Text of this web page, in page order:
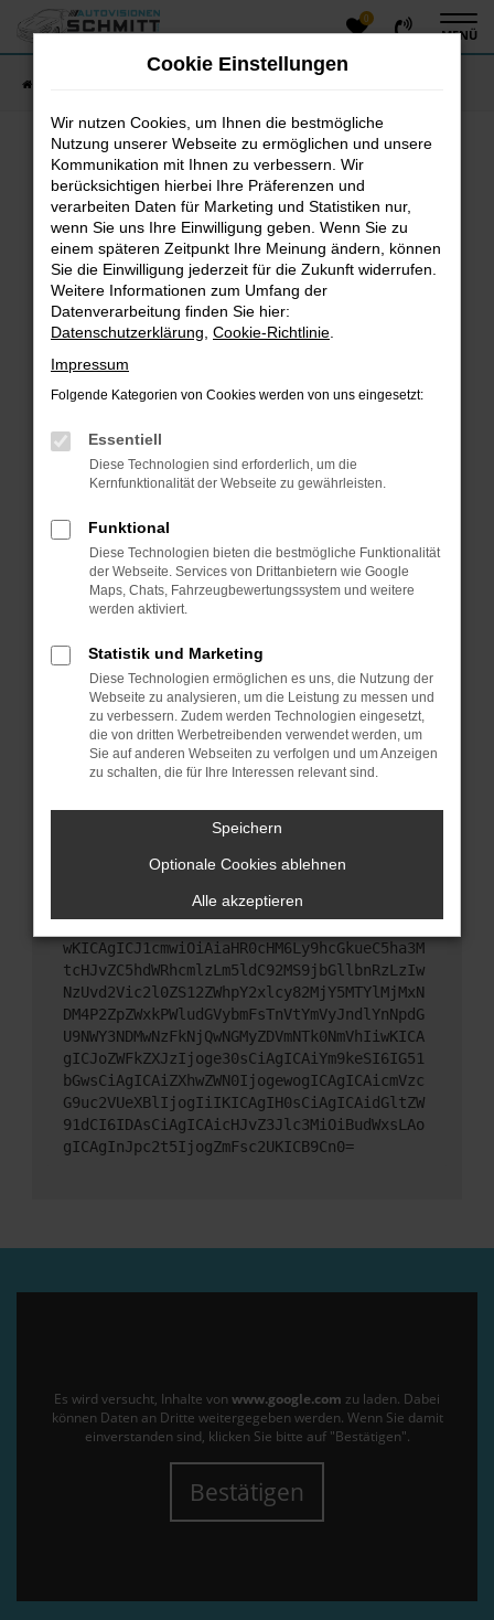
Zum
Hauptinhalt
0
MENÜ
Fehler: Network Error
Beim Laden ist ein Fehler aufgetreten.
Hier sind ein paar Tipps, die dir helfen können:
Überprüfe deine Firewall und deine
Internetverbindung.
Laden andere Webseiten, zum Beispiel deine
Suchmaschine?
Prüfe deine Browsererweiterungen.
das Laden bestimmter Seiten verhindern.
Funktioniert die Seite in einem anderen Browser
oder in einem privaten Fenster?
Das kann manchmal helfen, vorübergehende
Probleme zu beheben.
Stelle sicher, dass dein Browser und dein
Betriebssystem auf dem neuesten Stand sind.
Sicherheitsrisiko, sondern kann auch dazu führen,
dass bestimmte Funktionen nicht mehr
unterstützt werden.
Wende dich an den Webseitenbetreiber.
Wenn du alle oben genannten Schritte versucht
hast, kontaktiere uns bitte. Wir werden versuchen,
das Problem zu beheben. Du kannst uns diesen
Text schicken, um uns bei der Fehlersuche zu
unterstützen:
ewogICJuYW1lIjogIk5ldHdvcmtFcnJvciIsCiAgI
mNvbmZpZyI6IHsKICAgICJtZXRob2QiOiAiR0VUIi
wKICAgICJ1cmwiOiAiaHR0cHM6Ly9hcGkueC5ha3M
tcHJvZC5hdWRhcmlzLm5ldC92MS9jbGllbnRzLzIw
NzUvd2Vic2l0ZS12ZWhpY2xlcy82MjY5MTYlMjMxN
DM4P2ZpZWxkPWludGVybmFsTnVtYmVyJndlYnNpdG
U9NWY3NDMwNzFkNjQwNGMyZDVmNTk0NmVhIiwKICA
gICJoZWFkZXJzIjoge30sCiAgICAiYm9keSI6IG51
bGwsCiAgICAiZXhwZWN0IjogewogICAgICAicmVzc
G9uc2VUeXBlIjogIiIKICAgIH0sCiAgICAidGltZW
91dCI6IDAsCiAgICAicHJvZ3Jlc3MiOiBudWxsLAo
gICAgInJpc2t5IjogZmFsc2UKICB9Cn0=
Es wird versucht, Inhalte von www.google.com zu laden. Dabei
können Daten an Dritte weitergegeben werden. Wenn Sie damit
einverstanden sind, klicken Sie bitte auf "Bestätigen".
Bestätigen
Cookie Einstellungen
Wir nutzen Cookies, um Ihnen die bestmögliche
Nutzung unserer Webseite zu ermöglichen und unsere
Kommunikation mit Ihnen zu verbessern. Wir
berücksichtigen hierbei Ihre Präferenzen und
verarbeiten Daten für Marketing und Statistiken nur,
wenn Sie uns Ihre Einwilligung geben. Wenn Sie zu
einem späteren Zeitpunkt Ihre Meinung ändern, können
Sie die Einwilligung jederzeit für die Zukunft widerrufen.
Weitere Informationen zum Umfang der
Datenverarbeitung finden Sie hier:
Datenschutzerklärung Cookie-Richtlinie
Impressum
Folgende Kategorien von Cookies werden von uns eingesetzt:
Essentiell
Diese Technologien sind erforderlich, um die
Kernfunktionalität der Webseite zu gewährleisten.
Funktional
Diese Technologien bieten die bestmögliche Funktionalität
der Webseite. Services von Drittanbietern wie Google
Maps, Chats, Fahrzeugbewertungssystem und weitere
werden aktiviert.
Statistik und Marketing
Diese Technologien ermöglichen es uns, die Nutzung der
Webseite zu analysieren, um die Leistung zu messen und
zu verbessern. Zudem werden Technologien eingesetzt,
die von dritten Werbetreibenden verwendet werden, um
Sie auf anderen Webseiten zu verfolgen und um Anzeigen
zu schalten, die für Ihre Interessen relevant sind.
Speichern
Optionale Cookies ablehnen
Alle akzeptieren